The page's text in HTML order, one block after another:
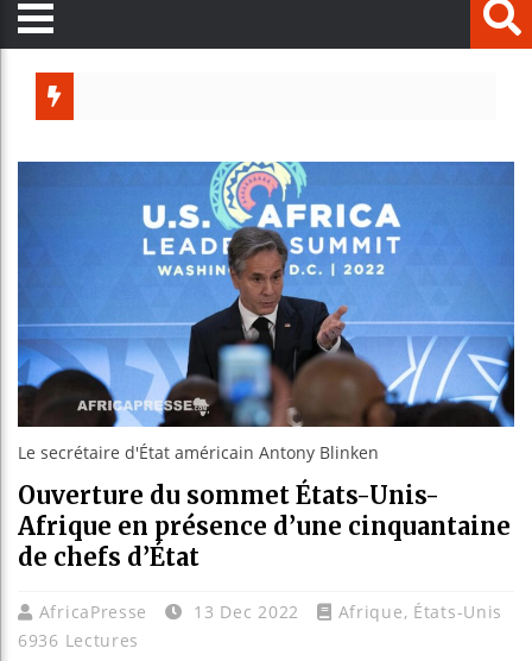
Réforme
Le secrétaire d'État américain Antony Blinken
Ouverture du sommet États-Unis-
Afrique en présence d’une cinquantaine
de chefs d’État
AfricaPresse 13 Dec 2022 Afrique, États-Unis
6936 Lectures